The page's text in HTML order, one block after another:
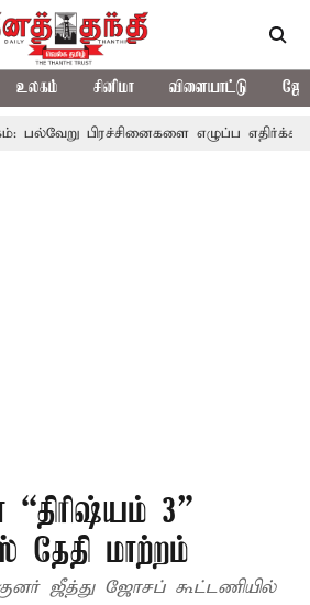
உலகம் சினிமா விளையாட்டு
எழுப்ப எதிர்க்கட்சிகள்
3”
தேதி மாற்றம்
ஜீத்து ஜோசப் கூட்டணியில்